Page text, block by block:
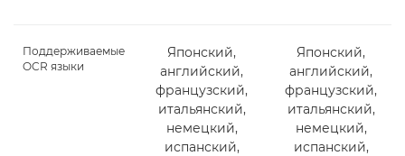
Поддерживаемые
OCR языки
Японский,
английский,
французский,
итальянский,
немецкий,
испанский,
Японский,
английский,
французский,
итальянский,
немецкий,
испанский,